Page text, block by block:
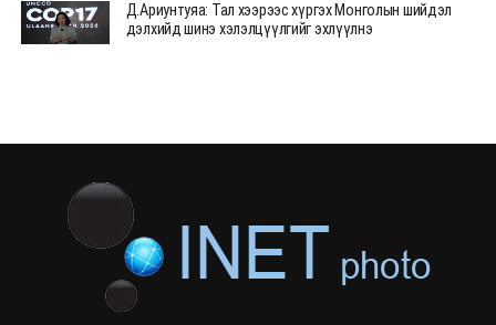
Д.Ариунтуяа: Тал хээрээс хүргэх Монголын шийдэл
дэлхийд шинэ хэлэлцүүлгийг эхлүүлнэ
28/07/2026, 12:04
ХӨВСГӨЛ Нутгийн зөвлөлөөс МУАЖ Д.Цэрэндарьзавт
2 өрөө байр олгоно
20/07/2026, 19:22